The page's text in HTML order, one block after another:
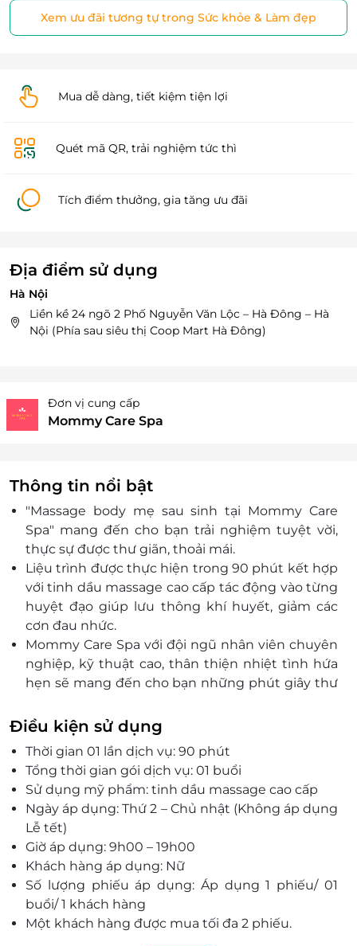
Xem ưu đãi tương tự trong Sức khỏe & Làm đẹp
Mua dễ dàng, tiết kiệm tiện lợi
Quét mã QR, trải nghiệm tức thì
Tích điểm thưởng, gia tăng ưu đãi
Địa điểm sử dụng
Hà Nội
Liền kề 24 ngõ 2 Phố Nguyễn Văn Lộc – Hà Đông – Hà
Nội (Phía sau siêu thị Coop Mart Hà Đông)
Đơn vị cung cấp
Mommy Care Spa
Thông tin nổi bật
"Massage body mẹ sau sinh tại Mommy Care
Spa" mang đến cho bạn trải nghiệm tuyệt vời,
thực sự được thư giãn, thoải mái.
Liệu trình được thực hiện trong 90 phút kết hợp
với tinh dầu massage cao cấp tác động vào từng
huyệt đạo giúp lưu thông khí huyết, giảm các
cơn đau nhức.
Mommy Care Spa với đội ngũ nhân viên chuyên
nghiệp, kỹ thuật cao, thân thiện nhiệt tình hứa
hẹn sẽ mang đến cho bạn những phút giây thư
Điều kiện sử dụng
Thời gian 01 lần dịch vụ: 90 phút
Tổng thời gian gói dịch vụ: 01 buổi
Sử dụng mỹ phẩm: tinh dầu massage cao cấp
Ngày áp dụng: Thứ 2 – Chủ nhật (Không áp dụng
Lễ tết)
Giờ áp dụng: 9h00 – 19h00
Khách hàng áp dụng: Nữ
Số lượng phiếu áp dụng: Áp dụng 1 phiếu/ 01
buổi/ 1 khách hàng
Một khách hàng được mua tối đa 2 phiếu.